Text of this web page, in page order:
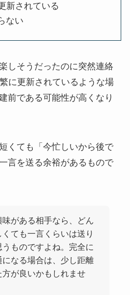
新されている
ない
しそうだったのに突然連絡
に更新されているような場
前である可能性が高くなり
くても「今忙しいから後で
言を送る余裕があるもので
味がある相手なら、どん
くても一言くらいは送り
うものですよね。完全に
になる場合は、少し距離
方が良いかもしれませ